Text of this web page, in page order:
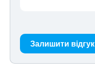
Залишити відгук